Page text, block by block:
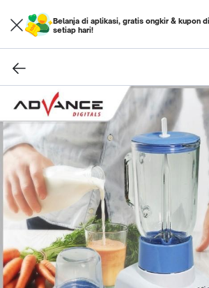
Belanja di aplikasi, gratis ongkir & kupon
setiap hari!